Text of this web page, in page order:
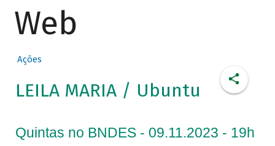
Web
Ações
LEILA MARIA / Ubuntu
Quintas no BNDES - 09.11.2023 - 19h